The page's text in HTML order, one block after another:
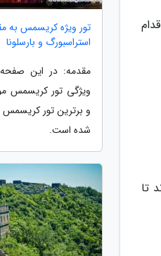
تا
تور ویژه کریسمس به
استراسبورگ و بارسلونا
مقدمه: در این
ویژگی تور کریسمس
شده است.